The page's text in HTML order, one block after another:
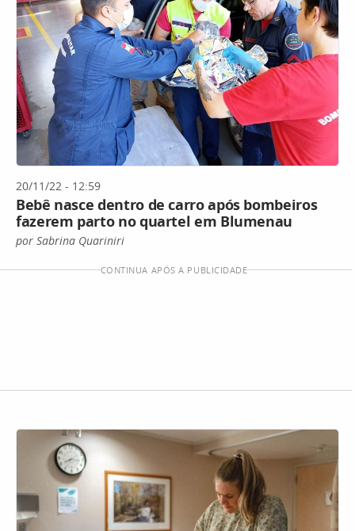
20/11/22 - 12:59
Bebê nasce dentro de carro após bombeiros
fazerem parto no quartel em Blumenau
por Sabrina Quariniri
CONTINUA APÓS A PUBLICIDADE